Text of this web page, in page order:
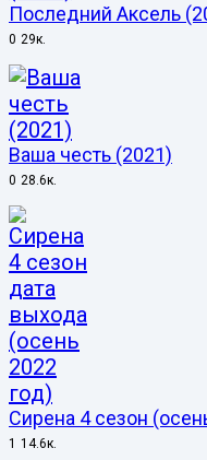
Последний Аксель
0 29к.
Ваша честь (2021)
0 28.6к.
Сирена 4 сезон
1 14.6к.